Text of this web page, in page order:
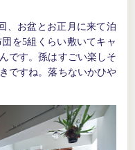
、お盆とお正月に来て泊
を5組くらい敷いてキャ
です。孫はすごい楽しそ
ですね。落ちないかひや